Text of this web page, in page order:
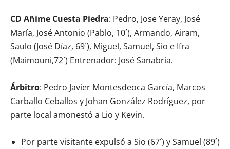
CD Añime Cuesta Piedra: Pedro, Jose Yeray, José
María, José Antonio (Pablo, 10´), Armando, Airam,
Saulo (José Díaz, 69´), Miguel, Samuel, Sio e Ifra
(Maimouni,72´) Entrenador: José Sanabria.
Árbitro: Pedro Javier Montesdeoca García, Marcos
Carballo Ceballos y Johan González Rodríguez, por
parte local amonestó a Lio y Kevin.
Por parte visitante expulsó a Sio (67´) y Samuel (89´)